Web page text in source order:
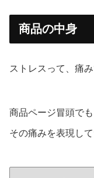
商品の中身
ストレスって、痛み
商品ページ冒頭でも
その痛みを表現して